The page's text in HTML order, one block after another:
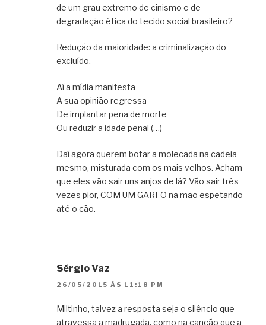
de um grau extremo de cinismo e de
degradação ética do tecido social brasileiro?
Redução da maioridade: a criminalização do
excluído.
Aí a mídia manifesta
A sua opinião regressa
De implantar pena de morte
Ou reduzir a idade penal (…)
Daí agora querem botar a molecada na cadeia
mesmo, misturada com os mais velhos. Acham
que eles vão sair uns anjos de lá? Vão sair três
vezes pior, COM UM GARFO na mão espetando
até o cão.
Sérgio Vaz
26/05/2015 ÀS 11:18 PM
Miltinho, talvez a resposta seja o silêncio que
atravessa a madrugada, como na canção que a